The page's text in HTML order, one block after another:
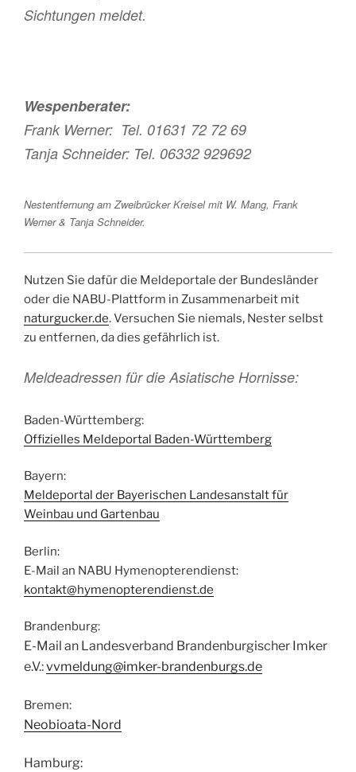
Sichtungen meldet.
Wespenberater:
Frank Werner: Tel. 01631 72 72 69
Tanja Schneider: Tel. 06332 929692
Nestentfernung am Zweibrücker Kreisel mit W. Mang, Frank
Werner & Tanja Schneider.
Nutzen Sie dafür die Meldeportale der Bundesländer
oder die NABU-Plattform in Zusammenarbeit mit
naturgucker.de. Versuchen Sie niemals, Nester selbst
zu entfernen, da dies gefährlich ist.
Meldeadressen für die Asiatische Hornisse:
Baden-Württemberg:
Offizielles Meldeportal Baden-Württemberg
Bayern:
Meldeportal der Bayerischen Landesanstalt für
Weinbau und Gartenbau
Berlin:
E-Mail an NABU Hymenopterendienst:
kontakt@hymenopterendienst.de
Brandenburg:
E-Mail an Landesverband Brandenburgischer Imker
e.V.:vvmeldung@imker-brandenburgs.de
Bremen:
Neobioata-Nord
Hamburg: